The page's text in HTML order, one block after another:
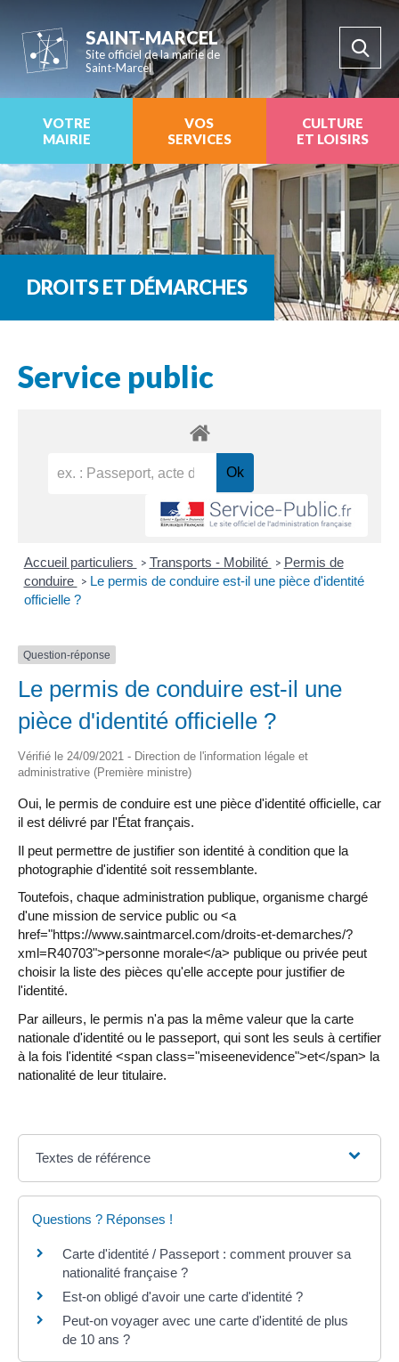
SAINT-MARCEL
Site officiel de la mairie de
Saint-Marcel
VOTRE
MAIRIE
VOS
SERVICES
CULTURE
ET LOISIRS
DROITS ET DÉMARCHES
Service public
Accueil particuliers > Transports - Mobilité > Permis de
conduire > Le permis de conduire est-il une pièce d'identité
officielle ?
Question-réponse
Le permis de conduire est-il une
pièce d'identité officielle ?
Vérifié le 24/09/2021 - Direction de l'information légale et
administrative (Première ministre)
Oui, le permis de conduire est une pièce d'identité officielle, car
il est délivré par l'État français.
Il peut permettre de justifier son identité à condition que la
photographie d'identité soit ressemblante.
Toutefois, chaque administration publique, organisme chargé
d'une mission de service public ou <a
href="https://www.saintmarcel.com/droits-et-demarches/?
xml=R40703">personne morale</a> publique ou privée peut
choisir la liste des pièces qu'elle accepte pour justifier de
l'identité.
Par ailleurs, le permis n'a pas la même valeur que la carte
nationale d'identité ou le passeport, qui sont les seuls à certifier
à la fois l'identité <span class="miseenevidence">et</span> la
nationalité de leur titulaire.
Textes de référence
Questions ? Réponses !
Carte d'identité / Passeport : comment prouver sa
nationalité française ?
Est-on obligé d'avoir une carte d'identité ?
Peut-on voyager avec une carte d'identité de plus
de 10 ans ?